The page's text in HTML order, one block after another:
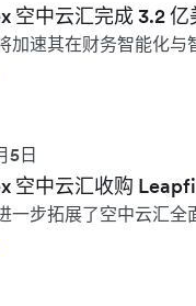
空中云汇完成 3.2 亿
加速其在财务智能化
5日
空中云汇收购
一步拓展了空中云汇全